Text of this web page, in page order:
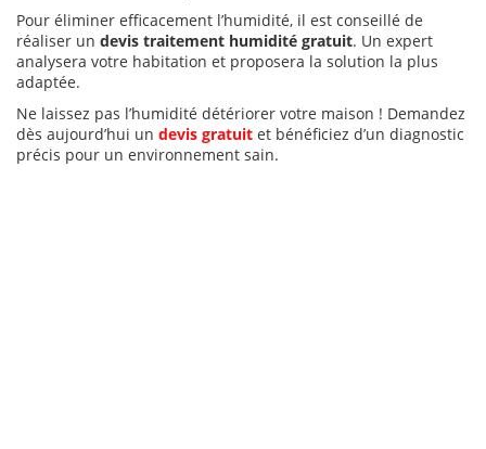
Pour éliminer efficacement l’humidité, il est conseillé de
réaliser un devis traitement humidité gratuit. Un expert
analysera votre habitation et proposera la solution la plus
adaptée.
Ne laissez pas l’humidité détériorer votre maison ! Demandez
dès aujourd’hui un devis gratuit et bénéficiez d’un diagnostic
précis pour un environnement sain.